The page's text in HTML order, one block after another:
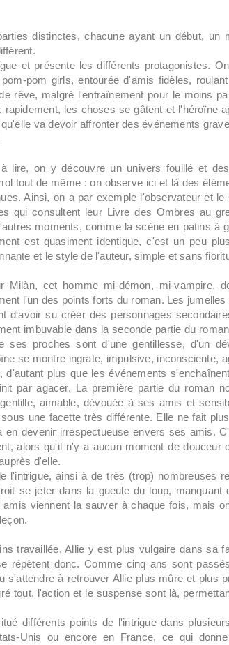
distinctes, chacune ayant un début, un
et présente les différents protagonistes.
pom girls, entourée d'amis fidèles,
rêve, malgré l'entraînement pour le moins
les choses se gâtent et l'héroïne
va devoir affronter des événements
lire, on y découvre un univers fouillé et
tout de même : on observe ici et là des
Ainsi, on a par exemple l'observateur et le
qui consultent leur Livre des Ombres au
moments, comme la scène en patins à
est quasiment identique, c'est un peu
et le style de l'auteur, simple et sans
Milàn, cet homme mi-démon, mi-vampire,
l'un des points forts du roman. Les
d'avoir su créer des personnages
imbuvable dans la seconde partie du
ses proches sont d'une gentillesse, d'un
se montre ingrate, impulsive, inconsciente,
d'autant plus que les événements
par agacer. La première partie du roman
aimable, dévouée à ses amis et
une facette très différente. Elle ne fait
devenir irrespectueuse envers ses amis.
alors qu'il n'y a aucun moment de douceur
d'elle.
l'intrigue, ainsi à de très (trop) nombreuses
se jeter dans la gueule du loup, manquant
viennent la sauver à chaque fois, mais
travaillée, Allie y est plus vulgaire dans sa
répètent donc. Comme cinq ans sont
s'attendre à retrouver Allie plus mûre et plus
tout, l'action et le suspense sont là,
différents points de l'intrigue dans
Unis ou encore en France, ce qui